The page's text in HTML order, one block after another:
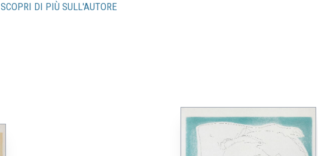
SCOPRI DI PIÙ SULL'AUTORE